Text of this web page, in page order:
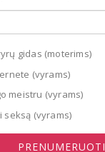
gidas (moterims)
(vyrams)
meistru (vyrams)
seksą (vyrams)
PRENUMERUOTI